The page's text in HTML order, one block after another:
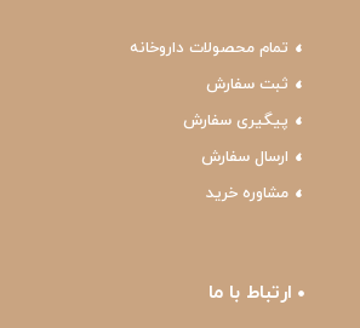
تمام محصولات داروخانه
ثبت سفارش
پیگیری سفارش
ارسال سفارش
مشاوره خرید
ارتباط با ما